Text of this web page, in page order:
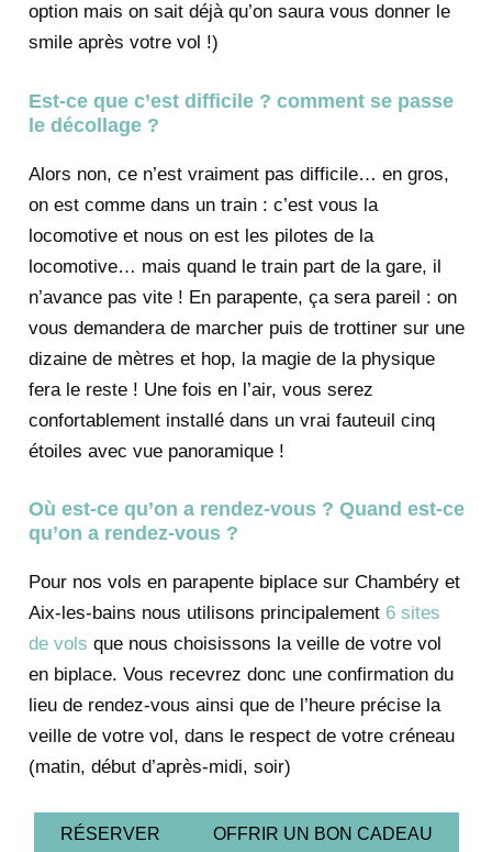
option mais on sait déjà qu’on saura vous donner le
smile après votre vol !)
Est-ce que c’est difficile ? comment se passe
le décollage ?
Alors non, ce n’est vraiment pas difficile… en gros,
on est comme dans un train : c’est vous la
locomotive et nous on est les pilotes de la
locomotive… mais quand le train part de la gare, il
n’avance pas vite ! En parapente, ça sera pareil : on
vous demandera de marcher puis de trottiner sur une
dizaine de mètres et hop, la magie de la physique
fera le reste ! Une fois en l’air, vous serez
confortablement installé dans un vrai fauteuil cinq
étoiles avec vue panoramique !
Où est-ce qu’on a rendez-vous ? Quand est-ce
qu’on a rendez-vous ?
Pour nos vols en parapente biplace sur Chambéry et
Aix-les-bains nous utilisons principalement 6 sites
de vols que nous choisissons la veille de votre vol
en biplace. Vous recevrez donc une confirmation du
lieu de rendez-vous ainsi que de l’heure précise la
veille de votre vol, dans le respect de votre créneau
(matin, début d’après-midi, soir)
RÉSERVER OFFRIR UN BON CADEAU